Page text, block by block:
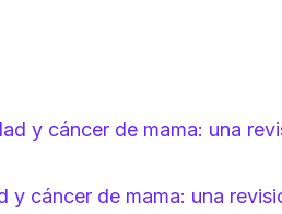
cáncer de mama: una